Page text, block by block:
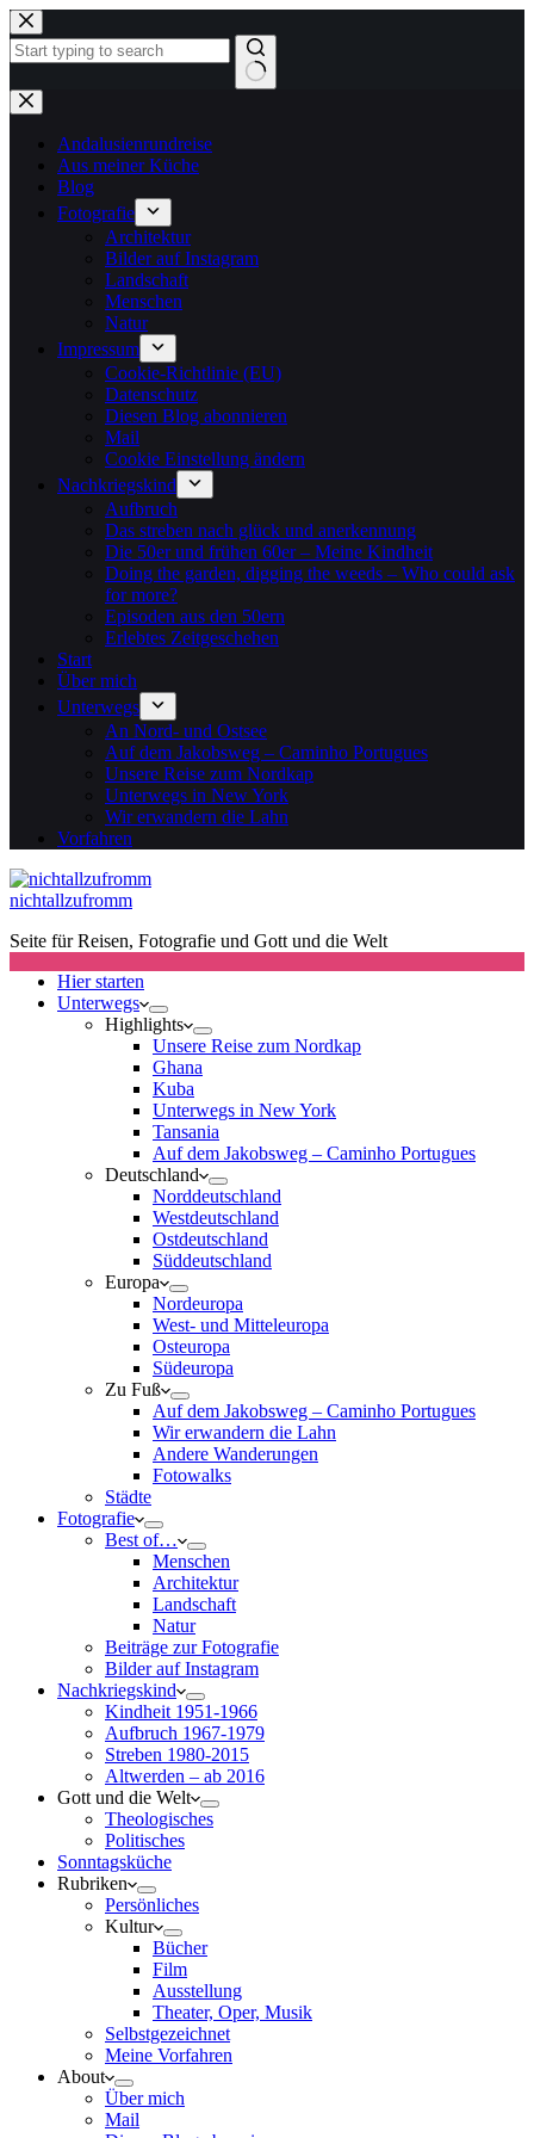
Zum
Inhalt
springen
Keine
Ergebnisse
Andalusienrundreise
Aus meiner Küche
Blog
Fotografie
Architektur
Bilder auf Instagram
Landschaft
Menschen
Natur
Impressum
Cookie-Richtlinie (EU)
Datenschutz
Diesen Blog abonnieren
Mail
Cookie Einstellung ändern
Nachkriegskind
Aufbruch
Das streben nach glück und anerkennung
Die 50er und frühen 60er – Meine Kindheit
Doing the garden, digging the weeds – Who could ask
for more?
Episoden aus den 50ern
Erlebtes Zeitgeschehen
Start
Über mich
Unterwegs
An Nord- und Ostsee
Auf dem Jakobsweg – Caminho Portugues
Unsere Reise zum Nordkap
Unterwegs in New York
Wir erwandern die Lahn
Vorfahren
nichtallzufromm
Seite für Reisen, Fotografie und Gott und die Welt
Hier starten
Unterwegs
Highlights
Unsere Reise zum Nordkap
Ghana
Kuba
Unterwegs in New York
Tansania
Auf dem Jakobsweg – Caminho Portugues
Deutschland
Norddeutschland
Westdeutschland
Ostdeutschland
Süddeutschland
Europa
Nordeuropa
West- und Mitteleuropa
Osteuropa
Südeuropa
Zu Fuß
Auf dem Jakobsweg – Caminho Portugues
Wir erwandern die Lahn
Andere Wanderungen
Fotowalks
Städte
Fotografie
Best of…
Menschen
Architektur
Landschaft
Natur
Beiträge zur Fotografie
Bilder auf Instagram
Nachkriegskind
Kindheit 1951-1966
Aufbruch 1967-1979
Streben 1980-2015
Altwerden – ab 2016
Gott und die Welt
Theologisches
Politisches
Sonntagsküche
Rubriken
Persönliches
Kultur
Bücher
Film
Ausstellung
Theater, Oper, Musik
Selbstgezeichnet
Meine Vorfahren
About
Über mich
Mail